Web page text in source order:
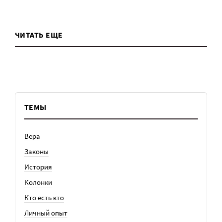
ЧИТАТЬ ЕЩЕ
ТЕМЫ
Вера
Законы
История
Колонки
Кто есть кто
Личный опыт